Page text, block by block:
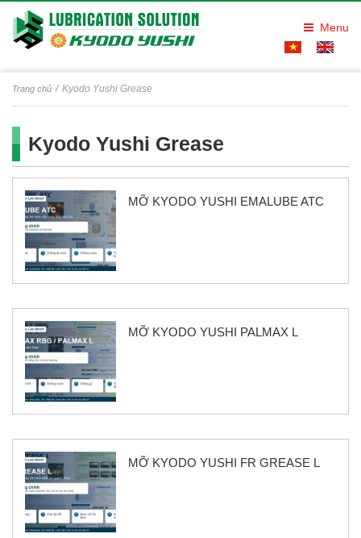
Menu
Trang chủ Kyodo Yushi Grease
Kyodo Yushi Grease
MỠ KYODO YUSHI EMALUBE ATC
MỠ KYODO YUSHI PALMAX L
MỠ KYODO YUSHI FR GREASE L